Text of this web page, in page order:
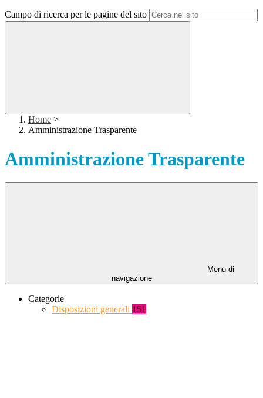
Campo di ricerca per le pagine del sito
Home >
Amministrazione Trasparente
Amministrazione Trasparente
Menu di
navigazione
Categorie
Disposizioni generali 151